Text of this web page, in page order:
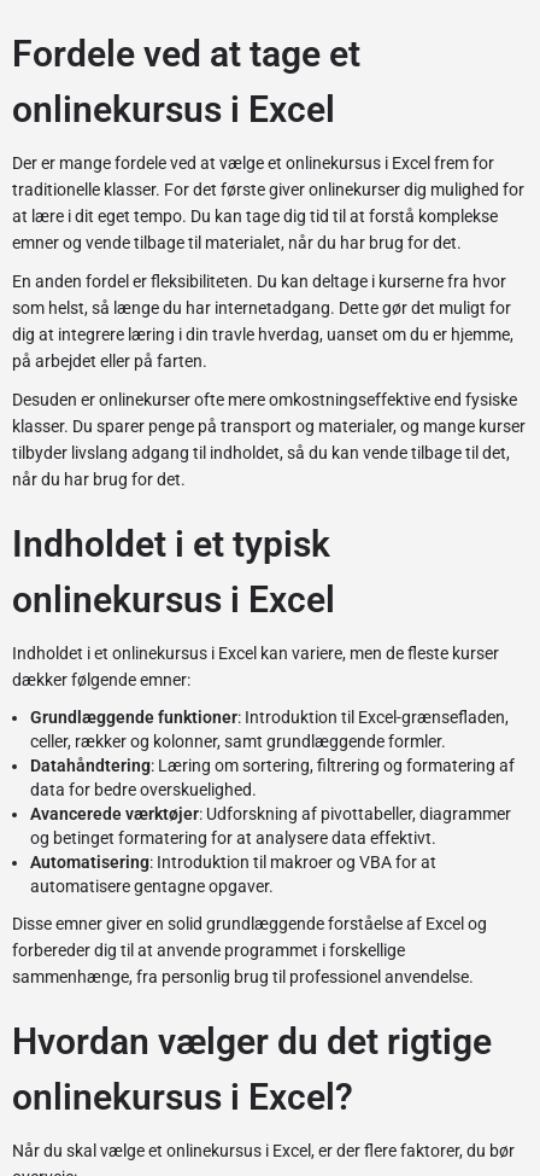
Fordele ved at tage et
onlinekursus i Excel
Der er mange fordele ved at vælge et onlinekursus i Excel frem for
traditionelle klasser. For det første giver onlinekurser dig mulighed for
at lære i dit eget tempo. Du kan tage dig tid til at forstå komplekse
emner og vende tilbage til materialet, når du har brug for det.
En anden fordel er fleksibiliteten. Du kan deltage i kurserne fra hvor
som helst, så længe du har internetadgang. Dette gør det muligt for
dig at integrere læring i din travle hverdag, uanset om du er hjemme,
på arbejdet eller på farten.
Desuden er onlinekurser ofte mere omkostningseffektive end fysiske
klasser. Du sparer penge på transport og materialer, og mange kurser
tilbyder livslang adgang til indholdet, så du kan vende tilbage til det,
når du har brug for det.
Indholdet i et typisk
onlinekursus i Excel
Indholdet i et onlinekursus i Excel kan variere, men de fleste kurser
dækker følgende emner:
Grundlæggende funktioner: Introduktion til Excel-grænsefladen,
celler, rækker og kolonner, samt grundlæggende formler.
Datahåndtering: Læring om sortering, filtrering og formatering af
data for bedre overskuelighed.
Avancerede værktøjer: Udforskning af pivottabeller, diagrammer
og betinget formatering for at analysere data effektivt.
Automatisering: Introduktion til makroer og VBA for at
automatisere gentagne opgaver.
Disse emner giver en solid grundlæggende forståelse af Excel og
forbereder dig til at anvende programmet i forskellige
sammenhænge, fra personlig brug til professionel anvendelse.
Hvordan vælger du det rigtige
onlinekursus i Excel?
Når du skal vælge et onlinekursus i Excel, er der flere faktorer, du bør